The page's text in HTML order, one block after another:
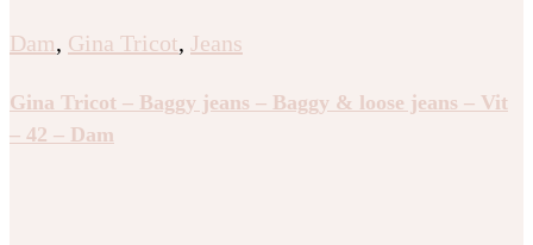
Dam, Gina Tricot, Jeans
Gina Tricot – Baggy jeans – Baggy & loose jeans – Vit
– 42 – Dam